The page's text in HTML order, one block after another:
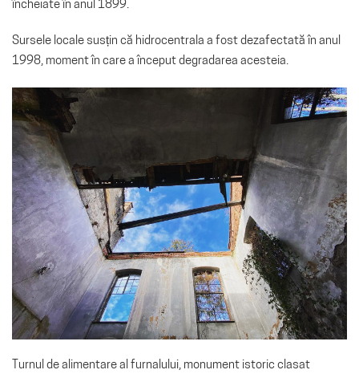
încheiate în anul 1899.
Sursele locale susțin că hidrocentrala a fost dezafectată în anul
1998, moment în care a început degradarea acesteia.
Turnul de alimentare al furnalului, monument istoric clasat